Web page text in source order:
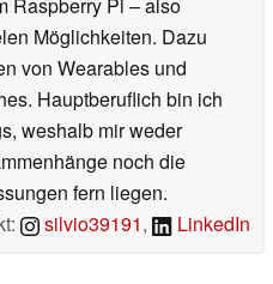
Möglichkeiten. Dazu
von Wearables und
Hauptberuflich bin ich
weshalb mir weder
noch die
fern liegen.
silvio39191, LinkedIn